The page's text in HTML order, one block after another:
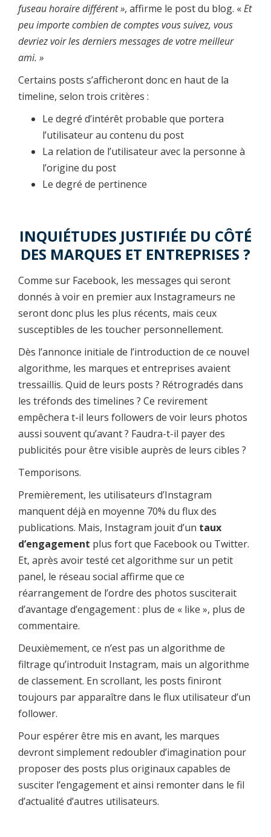
fuseau horaire différent », affirme le post du blog. «Et
peu importe combien de comptes vous suivez, vous
devriez voir les derniers messages de votre meilleur
ami. »
Certains posts s’afficheront donc en haut de la
timeline, selon trois critères :
Le degré d’intérêt probable que portera
l’utilisateur au contenu du post
La relation de l’utilisateur avec la personne à
l’origine du post
Le degré de pertinence
INQUIÉTUDES JUSTIFIÉE DU CÔTÉ
DES MARQUES ET ENTREPRISES ?
Comme sur Facebook, les messages qui seront
donnés à voir en premier aux Instagrameurs ne
seront donc plus les plus récents, mais ceux
susceptibles de les toucher personnellement.
Dès l’annonce initiale de l’introduction de ce nouvel
algorithme, les marques et entreprises avaient
tressaillis. Quid de leurs posts ? Rétrogradés dans
les tréfonds des timelines ? Ce revirement
empêchera t-il leurs followers de voir leurs photos
aussi souvent qu’avant ? Faudra-t-il payer des
publicités pour être visible auprès de leurs cibles ?
Temporisons.
Premièrement, les utilisateurs d’Instagram
manquent déjà en moyenne 70% du flux des
publications. Mais, Instagram jouit d’un taux
d’engagement plus fort que Facebook ou Twitter.
Et, après avoir testé cet algorithme sur un petit
panel, le réseau social affirme que ce
réarrangement de l’ordre des photos susciterait
d’avantage d’engagement : plus de « like », plus de
commentaire.
Deuxièmement, ce n’est pas un algorithme de
filtrage qu’introduit Instagram, mais un algorithme
de classement. En scrollant, les posts finiront
toujours par apparaître dans le flux utilisateur d’un
follower.
Pour espérer être mis en avant, les marques
devront simplement redoubler d’imagination pour
proposer des posts plus originaux capables de
susciter l’engagement et ainsi remonter dans le fil
d’actualité d’autres utilisateurs.